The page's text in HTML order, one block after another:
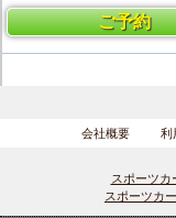
ご予約
会社概要 利
スポーツカ
スポーツカ